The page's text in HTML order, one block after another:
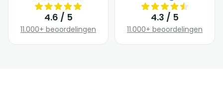
4.6 / 5
11.000+ beoordelingen
4.3 / 5
11.000+ beoordelingen